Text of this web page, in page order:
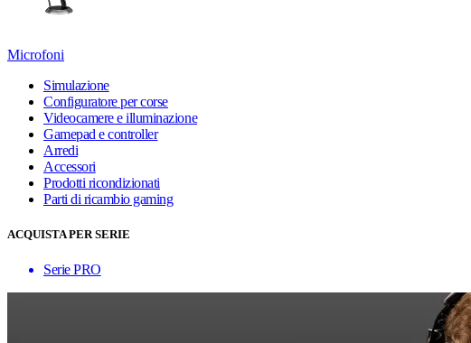
Microfoni
Simulazione
Configuratore per corse
Videocamere e illuminazione
Gamepad e controller
Arredi
Accessori
Prodotti ricondizionati
Parti di ricambio gaming
ACQUISTA PER SERIE
Serie PRO